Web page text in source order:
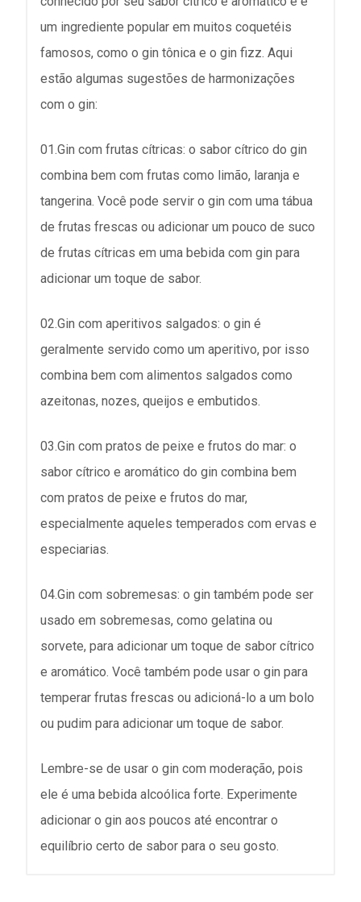
um ingrediente popular em muitos coquetéis
famosos, como o gin tônica e o gin fizz. Aqui
estão algumas sugestões de harmonizações
com o gin:
01.Gin com frutas cítricas: o sabor cítrico do gin
combina bem com frutas como limão, laranja e
tangerina. Você pode servir o gin com uma tábua
de frutas frescas ou adicionar um pouco de suco
de frutas cítricas em uma bebida com gin para
adicionar um toque de sabor.
02.Gin com aperitivos salgados: o gin é
geralmente servido como um aperitivo, por isso
combina bem com alimentos salgados como
azeitonas, nozes, queijos e embutidos.
03.Gin com pratos de peixe e frutos do mar: o
sabor cítrico e aromático do gin combina bem
com pratos de peixe e frutos do mar,
especialmente aqueles temperados com ervas e
especiarias.
04.Gin com sobremesas: o gin também pode ser
usado em sobremesas, como gelatina ou
sorvete, para adicionar um toque de sabor cítrico
e aromático. Você também pode usar o gin para
temperar frutas frescas ou adicioná-lo a um bolo
ou pudim para adicionar um toque de sabor.
Lembre-se de usar o gin com moderação, pois
ele é uma bebida alcoólica forte. Experimente
adicionar o gin aos poucos até encontrar o
equilíbrio certo de sabor para o seu gosto.